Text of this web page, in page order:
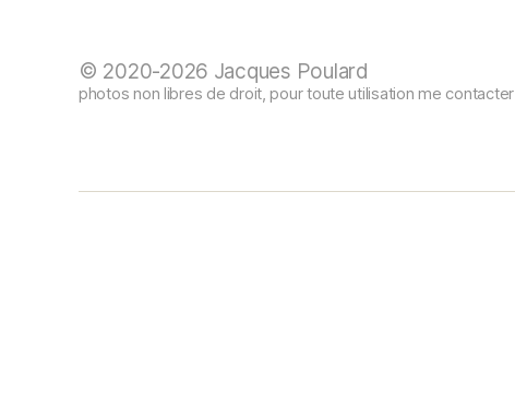
© 2020-2026 Jacques Poulard
photos non libres de droit, pour toute utilisation me contacter